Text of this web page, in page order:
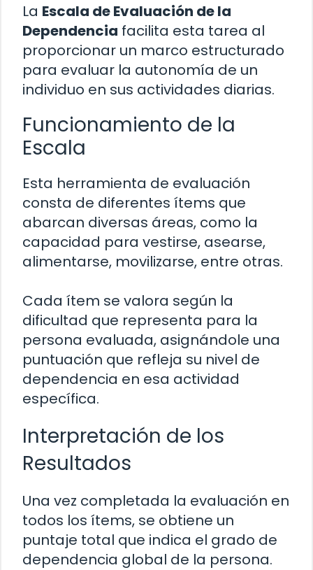
La Escala de Evaluación de la
Dependencia facilita esta tarea al
proporcionar un marco estructurado
para evaluar la autonomía de un
individuo en sus actividades diarias.
Funcionamiento de la
Escala
Esta herramienta de evaluación
consta de diferentes ítems que
abarcan diversas áreas, como la
capacidad para vestirse, asearse,
alimentarse, movilizarse, entre otras.
Cada ítem se valora según la
dificultad que representa para la
persona evaluada, asignándole una
puntuación que refleja su nivel de
dependencia en esa actividad
específica.
Interpretación de los
Resultados
Una vez completada la evaluación en
todos los ítems, se obtiene un
puntaje total que indica el grado de
dependencia global de la persona.